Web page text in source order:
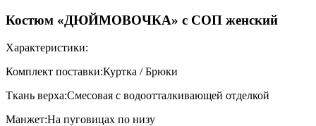
Костюм «ДЮЙМОВОЧКА» с СОП женский
Характеристики:
Комплект поставки:Куртка / Брюки
Ткань верха:Смесовая с водоотталкивающей отделкой
Манжет:На пуговицах по низу